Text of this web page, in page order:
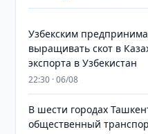
Узбекским
выращивать скот в
экспорта в Узбекистан
22:30 · 06/08
В шести городах
общественный